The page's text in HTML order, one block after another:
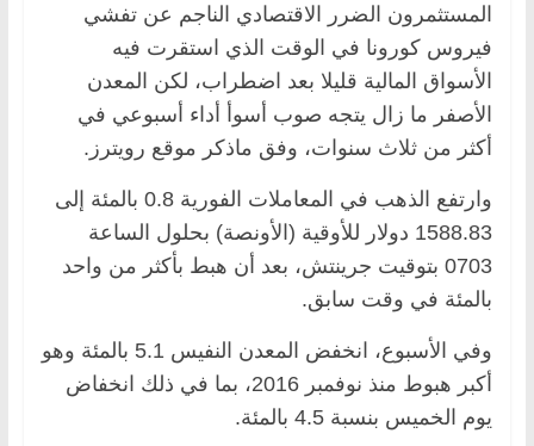
المستثمرون الضرر الاقتصادي الناجم عن تفشي
فيروس كورونا في الوقت الذي استقرت فيه
الأسواق المالية قليلا بعد اضطراب، لكن المعدن
الأصفر ما زال يتجه صوب أسوأ أداء أسبوعي في
أكثر من ثلاث سنوات، وفق ماذكر موقع رويترز.
وارتفع الذهب في المعاملات الفورية 0.8 بالمئة إلى
1588.83 دولار للأوقية (الأونصة) بحلول الساعة
0703 بتوقيت جرينتش، بعد أن هبط بأكثر من واحد
بالمئة في وقت سابق.
وفي الأسبوع، انخفض المعدن النفيس 5.1 بالمئة وهو
أكبر هبوط منذ نوفمبر 2016، بما في ذلك انخفاض
يوم الخميس بنسبة 4.5 بالمئة.